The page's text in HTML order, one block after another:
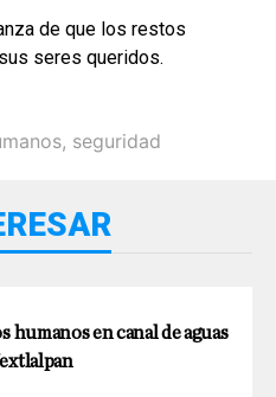
de que los restos
seres queridos.
, seguridad
humanos en canal de aguas